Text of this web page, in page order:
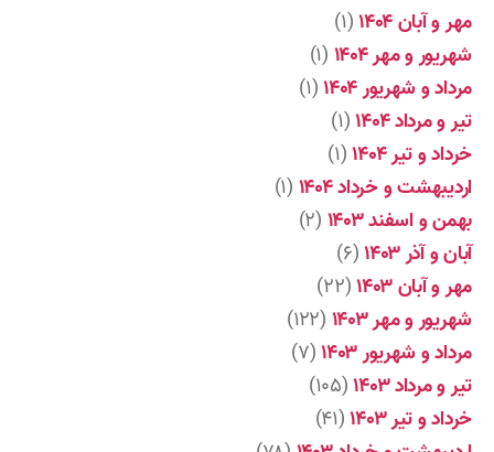
مهر و آبان ۱۴۰۴
(۱)
شهریور و مهر ۱۴۰۴
(۱)
مرداد و شهریور ۱۴۰۴
(۱)
تیر و مرداد ۱۴۰۴
(۱)
خرداد و تیر ۱۴۰۴
(۱)
اردیبهشت و خرداد ۱۴۰۴
(۱)
بهمن و اسفند ۱۴۰۳
(۲)
آبان و آذر ۱۴۰۳
(۶)
مهر و آبان ۱۴۰۳
(۲۲)
شهریور و مهر ۱۴۰۳
(۱۲۲)
مرداد و شهریور ۱۴۰۳
(۷)
تیر و مرداد ۱۴۰۳
(۱۰۵)
خرداد و تیر ۱۴۰۳
(۴۱)